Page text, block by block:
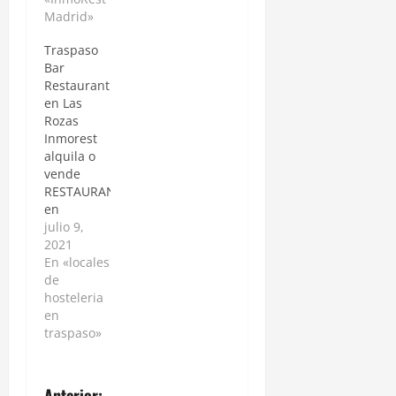
Madrid»
Traspaso
Bar
Restaurant
en Las
Rozas
Inmorest
alquila o
vende
RESTAURANTE
en
funcionamiento
en el
centro de
Las Rozas
de Madrid,
frente al
Burgocentro
Escorial. El
julio 9,
2021
En «locales
de
hosteleria
en
traspaso»